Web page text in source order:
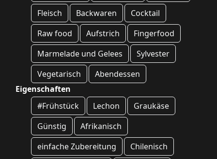
Fleisch
Backwaren
Cocktail
Raw food
Aufstrich
Fingerfood
Marmelade und Gelees
Sylvester
Vegetarisch
Abendessen
Eigenschaften
#Frühstück
Lechon
Graukäse
Günstig
Afrikanisch
einfache Zubereitung
Chilenisch